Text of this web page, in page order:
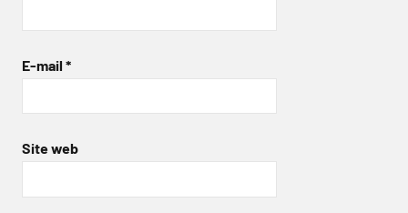
E-mail *
Site web